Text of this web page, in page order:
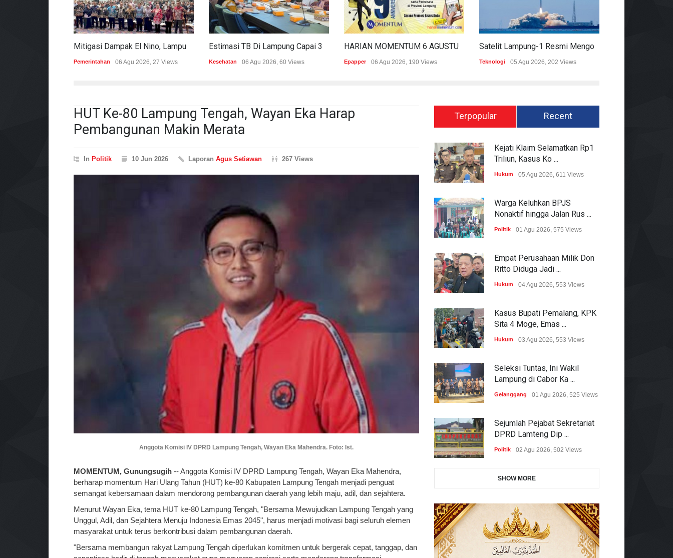
Pemerintahan 06 Agu 2026, 27 Views Kesehatan 06 Agu 2026, 60 Views Epapper 06 Agu 2026, 190 Views Teknologi 05 Agu 2026, 202 Views
HUT Ke-80 Lampung Tengah, Wayan Eka Harap
Pembangunan Makin Merata
In Politik 10 Jun 2026 Laporan Agus Setiawan 267 Views
Anggota Komisi IV DPRD Lampung Tengah, Wayan Eka Mahendra. Foto: Ist.
MOMENTUM, Gunungsugih -- Anggota Komisi IV DPRD Lampung Tengah, Wayan Eka Mahendra,
berharap momentum Hari Ulang Tahun (HUT) ke-80 Kabupaten Lampung Tengah menjadi penguat
semangat kebersamaan dalam mendorong pembangunan daerah yang lebih maju, adil, dan sejahtera.
Menurut Wayan Eka, tema HUT ke-80 Lampung Tengah, "Bersama Mewujudkan Lampung Tengah yang
Unggul, Adil, dan Sejahtera Menuju Indonesia Emas 2045", harus menjadi motivasi bagi seluruh elemen
masyarakat untuk terus berkontribusi dalam pembangunan daerah.
"Bersama membangun rakyat Lampung Tengah diperlukan komitmen untuk bergerak cepat, tanggap, dan
Terpopular Recent
Kejati Klaim Selamatkan Rp1
Triliun, Kasus Ko ...
Hukum 05 Agu 2026, 611 Views
Warga Keluhkan BPJS
Nonaktif hingga Jalan Rus ...
Politik 01 Agu 2026, 575 Views
Empat Perusahaan Milik Don
Ritto Diduga Jadi ...
Hukum 04 Agu 2026, 553 Views
Kasus Bupati Pemalang, KPK
Sita 4 Moge, Emas ...
Hukum 03 Agu 2026, 553 Views
Seleksi Tuntas, Ini Wakil
Lampung di Cabor Ka ...
Gelanggang 01 Agu 2026, 525 Views
Sejumlah Pejabat Sekretariat
DPRD Lamteng Dip ...
Politik 02 Agu 2026, 502 Views
SHOW MORE